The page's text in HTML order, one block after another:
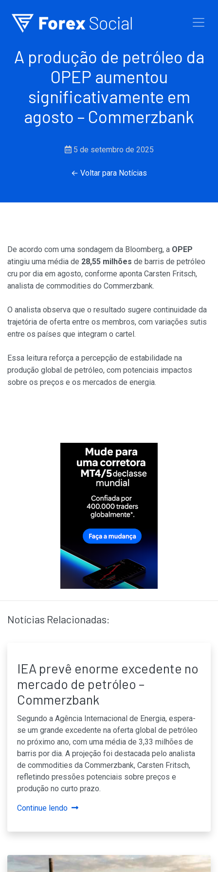
A produção de petróleo da
OPEP aumentou
significativamente em
agosto – Commerzbank
5 de setembro de 2025
← Voltar para Notícias
De acordo com uma sondagem da Bloomberg, a OPEP
atingiu uma média de 28,55 milhões de barris de petróleo
cru por dia em agosto, conforme aponta Carsten Fritsch,
analista de commodities do Commerzbank.
O analista observa que o resultado sugere continuidade da
trajetória de oferta entre os membros, com variações sutis
entre os países que integram o cartel.
Essa leitura reforça a percepção de estabilidade na
produção global de petróleo, com potenciais impactos
sobre os preços e os mercados de energia.
Notícias Relacionadas:
IEA prevê enorme excedente no
mercado de petróleo –
Commerzbank
Segundo a Agência Internacional de Energia, espera-
se um grande excedente na oferta global de petróleo
no próximo ano, com uma média de 3,33 milhões de
barris por dia. A projeção foi destacada pelo analista
de commodities da Commerzbank, Carsten Fritsch,
refletindo pressões potenciais sobre preços e
produção no curto prazo.
Continue lendo